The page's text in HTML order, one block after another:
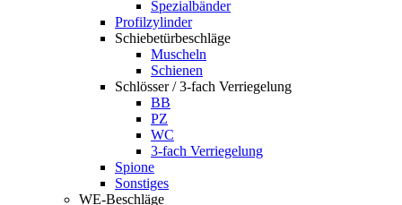
Spezialbänder
Profilzylinder
Schiebetürbeschläge
Muscheln
Schienen
Schlösser / 3-fach Verriegelung
BB
PZ
WC
3-fach Verriegelung
Spione
Sonstiges
WE-Beschläge